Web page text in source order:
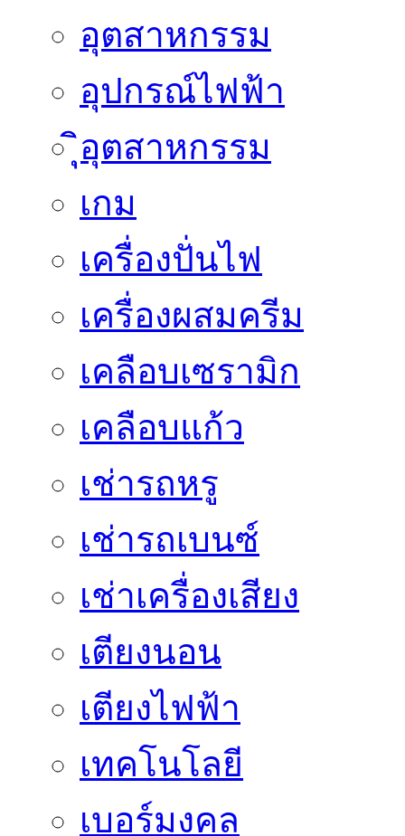
อุตสาหกรรม
อุปกรณ์ไฟฟ้า
ิุิุอุตสาหกรรม
เกม
เครื่องปั่นไฟ
เครื่องผสมครีม
เคลือบเซรามิก
เคลือบแก้ว
เช่ารถหรู
เช่ารถเบนซ์
เช่าเครื่องเสียง
เตียงนอน
เตียงไฟฟ้า
เทคโนโลยี
เบอร์มงคล